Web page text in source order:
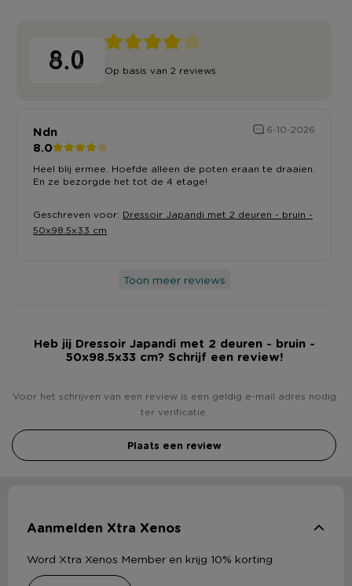
8.0 Op basis van 2 reviews
Ndn 6-10-2026
8.0
Heel blij ermee. Hoefde alleen de poten eraan te draaien.
En ze bezorgde het tot de 4 etage!
Geschreven voor: Dressoir Japandi met 2 deuren - bruin -
50x98.5x33 cm
Toon meer reviews
Heb jij Dressoir Japandi met 2 deuren - bruin -
50x98.5x33 cm? Schrijf een review!
Voor het schrijven van een review is een geldig e-mail adres nodig
ter verificatie.
Plaats een review
Aanmelden Xtra Xenos
Word Xtra Xenos Member en krijg 10% korting